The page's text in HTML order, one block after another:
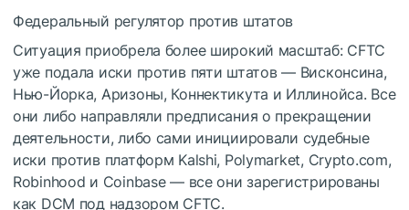
Федеральный регулятор против штатов
Ситуация приобрела более широкий масштаб: CFTC
уже подала иски против пяти штатов — Висконсина,
Нью-Йорка, Аризоны, Коннектикута и Иллинойса. Все
они либо направляли предписания о прекращении
деятельности, либо сами инициировали судебные
иски против платформ Kalshi, Polymarket, Crypto.com,
Robinhood и Coinbase — все они зарегистрированы
как DCM под надзором CFTC.